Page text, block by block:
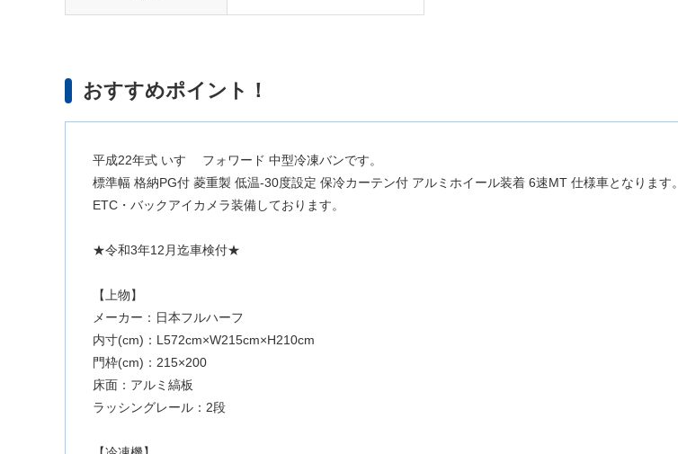
おすすめポイント！
平成22年式 いすゞ フォワード 中型冷凍バンです。
標準幅 格納PG付 菱重製 低温-30度設定 保冷カーテン付 アルミホイール装着 6速MT 仕様車となります。
ETC・バックアイカメラ装備しております。
★令和3年12月迄車検付★
【上物】
メーカー：日本フルハーフ
内寸(cm)：L572cm×W215cm×H210cm
門枠(cm)：215×200
床面：アルミ縞板
ラッシングレール：2段